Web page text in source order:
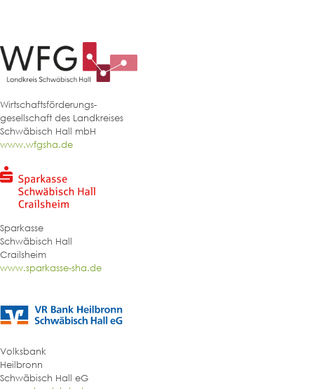
Wirtschaftsförderungs-
gesellschaft des Landkreises
Schwäbisch Hall mbH
www.wfgsha.de
Sparkasse
Schwäbisch Hall
Crailsheim
www.sparkasse-sha.de
Volksbank
Heilbronn
Schwäbisch Hall eG